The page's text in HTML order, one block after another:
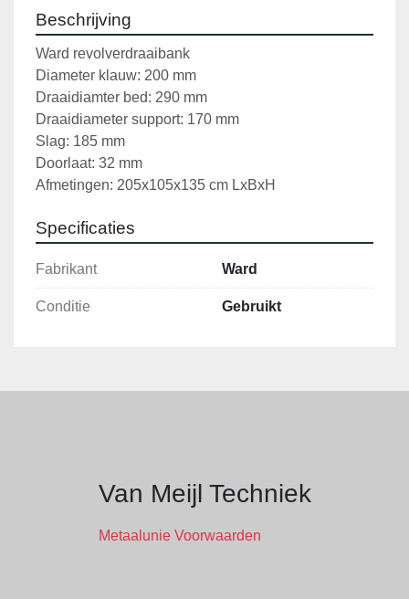
Beschrijving
Ward revolverdraaibank
Diameter klauw: 200 mm
Draaidiamter bed: 290 mm
Draaidiameter support: 170 mm
Slag: 185 mm
Doorlaat: 32 mm
Afmetingen: 205x105x135 cm LxBxH
Specificaties
Fabrikant Ward
Conditie Gebruikt
Van Meijl Techniek
Metaalunie Voorwaarden